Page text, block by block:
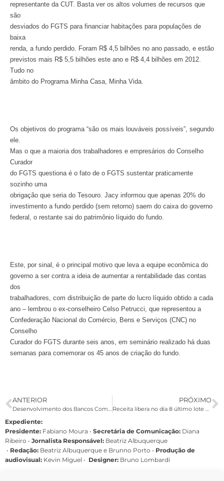
representante da CUT. Basta ver os altos volumes de recursos que
são
desviados do FGTS para financiar habitações para populações de
baixa
renda, a fundo perdido. Foram R$ 4,5 bilhões no ano passado, e estão
previstos mais R$ 5,5 bilhões este ano e R$ 4,4 bilhões em 2012.
Tudo no
âmbito do Programa Minha Casa, Minha Vida.
Os objetivos do programa “são os mais louváveis possíveis”, segundo
ele.
Mas o que a maioria dos trabalhadores e empresários do Conselho
Curador
do FGTS questiona é o fato de o FGTS sustentar praticamente
sozinho uma
obrigação que seria do Tesouro. Jacy informou que apenas 20% do
investimento a fundo perdido (sem retorno) saem do caixa do governo
federal, o restante sai do patrimônio líquido do fundo.
Este, por sinal, é o principal motivo que leva a equipe econômica do
governo a ser contra a ideia de aumentar a rentabilidade das contas
dos
trabalhadores, com distribuição de parte do lucro líquido obtido a cada
ano – lembrou o ex-conselheiro Celso Petrucci, que representou a
Confederação Nacional do Comércio, Bens e Serviços (CNC) no
Conselho
Curador do FGTS durante seis anos, em seminário realizado há duas
semanas para comemorar os 45 anos de criação do fundo.
ANTERIOR
Desenvolvimento dos Bancos Comunitários é tema de encontro na Bahia
PRÓXIMO
Receita libera no dia 8 último lote de restituição do IR
Expediente:
Presidente: Fabiano Moura • Secretária de Comunicação: Diana
Ribeiro • Jornalista Responsável: Beatriz Albuquerque
• Redação: Beatriz Albuquerque e Brunno Porto • Produção de
audiovisual: Kevin Miguel • Designer: Bruno Lombardi